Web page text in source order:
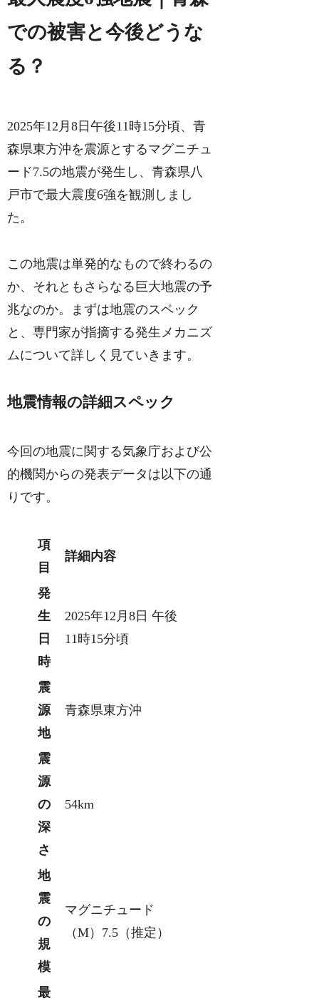
での被害と今後どうな
る？
2025年12月8日午後11時15分頃、青
森県東方沖を震源とするマグニチュ
ード7.5の地震が発生し、青森県八
戸市で最大震度6強を観測しまし
た。
この地震は単発的なもので終わるの
か、それともさらなる巨大地震の予
兆なのか。まずは地震のスペック
と、専門家が指摘する発生メカニズ
ムについて詳しく見ていきます。
地震情報の詳細スペック
今回の地震に関する気象庁および公
的機関からの発表データは以下の通
りです。
項
目
詳細内容
発
生
日
時
2025年12月8日 午後
11時15分頃
震
源
地
青森県東方沖
震
源
の
深
さ
54km
地
震
の
規
模
マグニチュード
（M）7.5（推定）
最